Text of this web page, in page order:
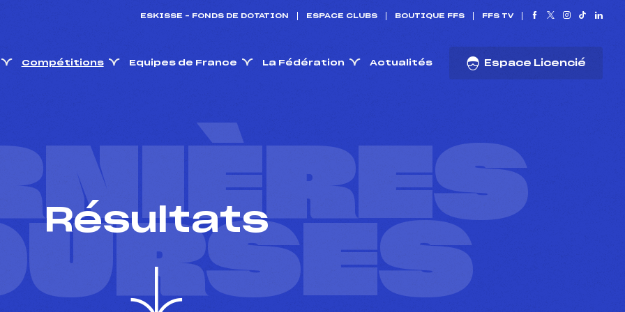
ESKISSE – FONDS DE DOTATION ESPACE CLUBS BOUTIQUE FFS FFS TV
Compétitions Equipes de France La Fédération Actualités Espace Licencié
Résultats